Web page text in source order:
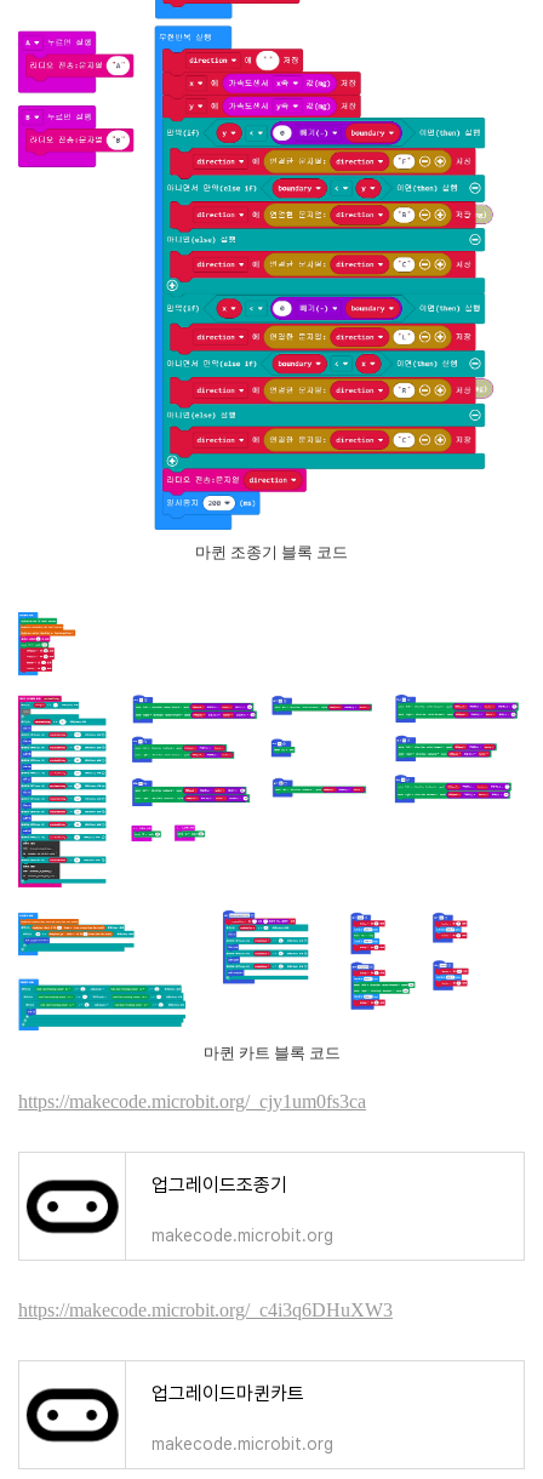
마퀸 조종기 블록 코드
마퀸 카트 블록 코드
https://makecode.microbit.org/_cjy1um0fs3ca
업그레이드조종기
makecode.microbit.org
https://makecode.microbit.org/_c4i3q6DHuXW3
업그레이드마퀸카트
makecode.microbit.org